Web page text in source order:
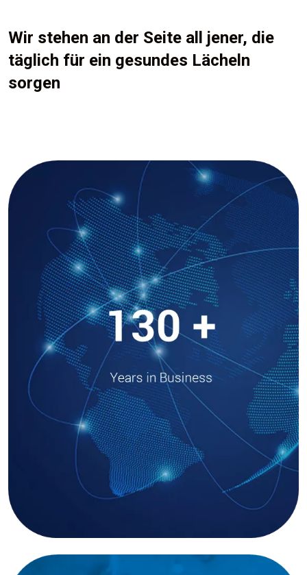
Wir stehen an der Seite all jener, die
täglich für ein gesundes Lächeln
sorgen